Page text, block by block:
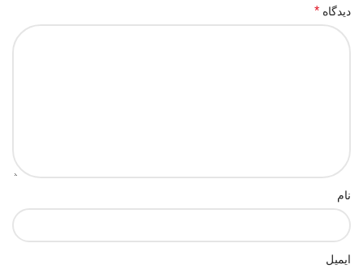
دیدگاه *
نام
ایمیل